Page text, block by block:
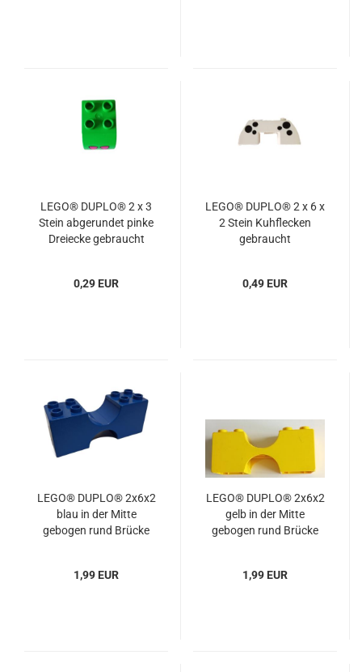
LEGO® DUPLO® 2 x 3
Stein abgerundet pinke
Dreiecke gebraucht
0,29 EUR
LEGO® DUPLO® 2 x 6 x
2 Stein Kuhflecken
gebraucht
0,49 EUR
LEGO® DUPLO® 2x6x2
blau in der Mitte
gebogen rund Brücke
1,99 EUR
LEGO® DUPLO® 2x6x2
gelb in der Mitte
gebogen rund Brücke
1,99 EUR